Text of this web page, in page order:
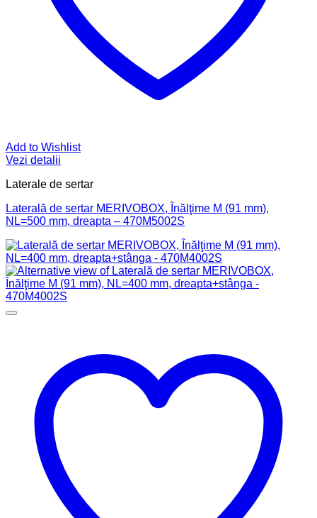
Add to Wishlist
Vezi detalii
Laterale de sertar
Laterală de sertar MERIVOBOX, Înălţime M (91 mm),
NL=500 mm, dreapta – 470M5002S